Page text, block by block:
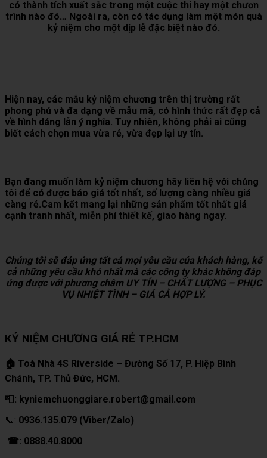
có thành tích xuất sắc trong một cuộc thi hay một chươn
trình nào đó… Ngoài ra, còn có tác dụng làm một món quà
kỷ niệm cho một dịp lễ đặc biệt nào đó.
Hiện nay, các mẫu kỷ niệm chương trên thị trường rất
phong phú và đa dạng về mẫu mã, có hình thức rất đẹp cả
về hình dáng lẫn ý nghĩa. Tuy nhiên, không phải ai cũng
biết cách chọn mua vừa rẻ, vừa đẹp lại uy tín.
Bạn đang muốn làm kỷ niệm chương hãy liên hệ với chúng
tôi để có được báo giá tốt nhất, số lượng càng nhiều giá
càng rẻ.Cam kết mang lại những sản phẩm tốt nhất giá
cạnh tranh nhất, miễn phí thiết kế, giao hàng ngay.
Chúng tôi sẽ đáp ứng tất cả mọi yêu cầu của khách hàng, kể
cả những yêu cầu khó nhất mà các công ty khác không đáp
ứng được với phương châm UY TÍN – CHẤT LƯỢNG – PHỤC
VỤ NHIỆT TÌNH – GIÁ CẢ HỢP LÝ.
KỶ NIỆM CHƯƠNG GIÁ RẺ TP.HCM
🏠 Toà Nhà 4S Riverside – Đường Số 17, P. Hiệp Bình
Chánh, TP. Thủ Đức, HCM.
📮: kyniemchuonggiare.robert@gmail.com
📞: 0936.135.079 (Viber/Zalo)
☎: 0888.40.8000